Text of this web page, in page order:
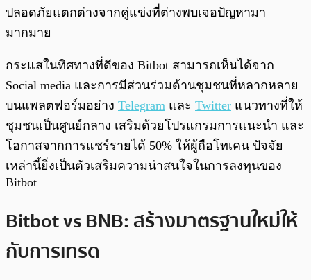
ปลอดภัยแตกต่างจากคู่แข่งที่ต่างพบเจอปัญหามา
มากมาย
กระแสในทิศทางที่ดีของ Bitbot สามารถเห็นได้จาก
Social media และการมีส่วนร่วมด้านชุมชนที่หลากหลาย
บนแพลตฟอร์มอย่าง Telegram และ Twitter แนวทางที่ให้
ชุมชนเป็นศูนย์กลาง เสริมด้วยโปรแกรมการแนะนำ และ
โอกาสจากการแชร์รายได้ 50% ให้ผู้ถือโทเคน ปัจจัย
เหล่านี้ยิ่งเป็นตัวเสริมความน่าสนใจในการลงทุนของ
Bitbot
Bitbot vs BNB: สร้างมาตรฐานใหม่ให้
กับการเทรด